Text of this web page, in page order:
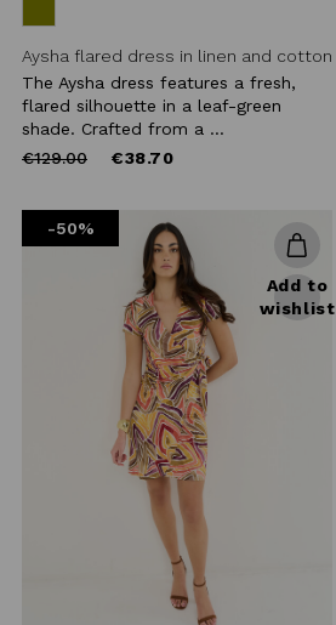
Aysha flared dress in linen and cotton
The Aysha dress features a fresh,
flared silhouette in a leaf-green
shade. Crafted from a ...
Price
€129.00to €38.70
-50%
Add to
wishlist